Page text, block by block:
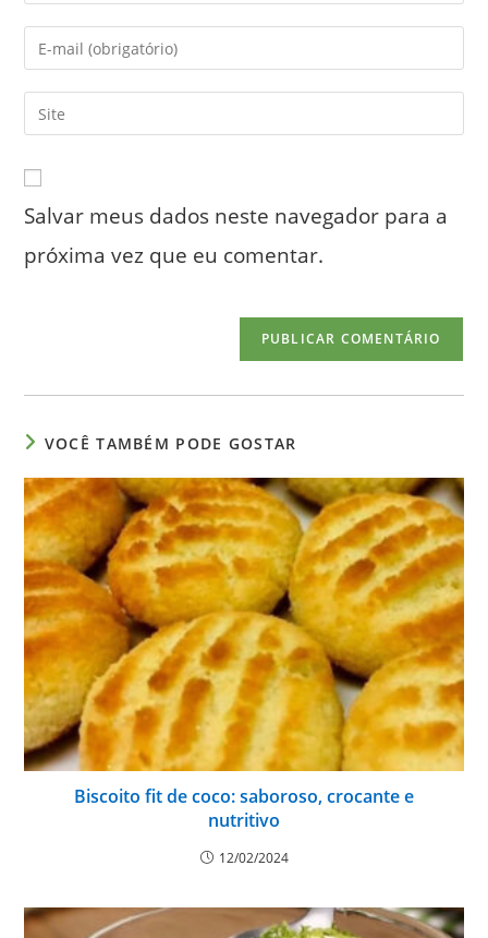
nome
ou
nome
de
para
Digite
seu
endereço
de
mail
para
Digite
o
do
seu
(opcional)
Salvar meus dados neste navegador para a
próxima vez que eu comentar.
VOCÊ TAMBÉM PODE GOSTAR
Biscoito fit de coco: saboroso, crocante e
nutritivo
12/02/2024